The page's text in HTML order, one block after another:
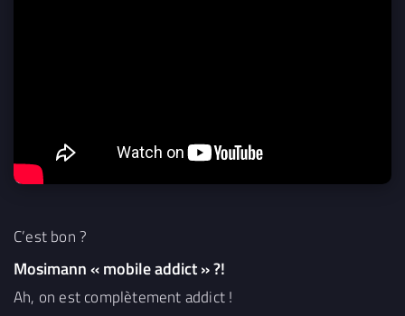
C’est bon ?
Mosimann « mobile addict » ?!
Ah, on est complètement addict !